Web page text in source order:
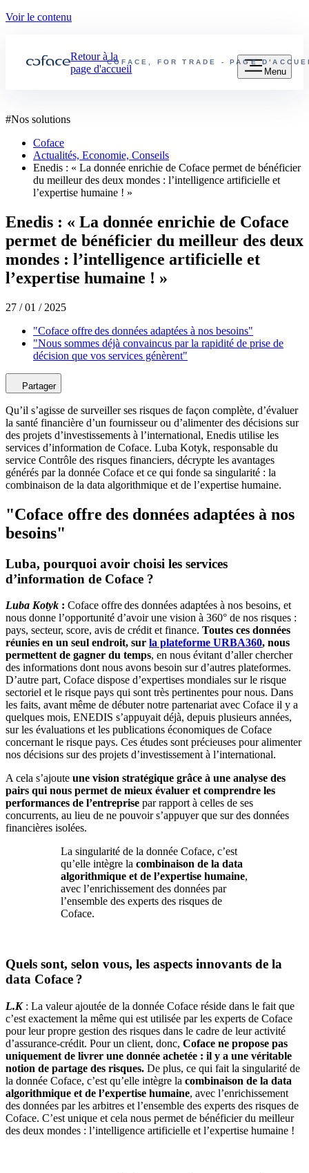
Voir le contenu
COFACE, FOR TRADE - PAGE
Retour à la
page d'accueil
Menu
#Nos solutions
Coface
Actualités, Economie, Conseils
Enedis : « La donnée enrichie de Coface permet de bénéficier
du meilleur des deux mondes : l’intelligence artificielle et
l’expertise humaine ! »
Enedis : « La donnée enrichie de Coface
permet de bénéficier du meilleur des deux
mondes : l’intelligence artificielle et
l’expertise humaine ! »
27 / 01 / 2025
"Coface offre des données adaptées à nos besoins"
"Nous sommes déjà convaincus par la rapidité de prise de
décision que vos services génèrent"
Partager
Qu’il s’agisse de surveiller ses risques de façon complète, d’évaluer
la santé financière d’un fournisseur ou d’alimenter des décisions sur
des projets d’investissements à l’international, Enedis utilise les
services d’information de Coface. Luba Kotyk, responsable du
service Contrôle des risques financiers, décrypte les avantages
générés par la donnée Coface et ce qui fonde sa singularité : la
combinaison de la data algorithmique et de l’expertise humaine.
"Coface offre des données adaptées à nos
besoins"
Luba, pourquoi avoir choisi les services
d’information de Coface ?
Luba Kotyk : Coface offre des données adaptées à nos besoins, et
nous donne l’opportunité d’avoir une vision à 360° de nos risques :
pays, secteur, score, avis de crédit et finance. Toutes ces données
réunies en un seul endroit, sur la plateforme URBA360, nous
permettent de gagner du temps, en nous évitant d’aller chercher
des informations dont nous avons besoin sur d’autres plateformes.
D’autre part, Coface dispose d’expertises mondiales sur le risque
sectoriel et le risque pays qui sont très pertinentes pour nous. Dans
les faits, avant même de débuter notre partenariat avec Coface il y a
quelques mois, ENEDIS s’appuyait déjà, depuis plusieurs années,
sur les évaluations et les publications économiques de Coface
concernant le risque pays. Ces études sont précieuses pour alimenter
nos décisions sur des projets d’investissement à l’international.
A cela s’ajoute une vision stratégique grâce à une analyse des
pairs qui nous permet de mieux évaluer et comprendre les
performances de l’entreprise par rapport à celles de ses
concurrents, au lieu de ne pouvoir s’appuyer que sur des données
financières isolées.
La singularité de la donnée Coface, c’est
qu’elle intègre la combinaison de la data
algorithmique et de l’expertise humaine,
avec l’enrichissement des données par
l’ensemble des experts des risques de
Coface.
Quels sont, selon vous, les aspects innovants de la
data Coface ?
L.K: La valeur ajoutée de la donnée Coface réside dans le fait que
c’est exactement la même qui est utilisée par les experts de Coface
pour leur propre gestion des risques dans le cadre de leur activité
d’assurance-crédit. Pour un client, donc, Coface ne propose pas
uniquement de livrer une donnée achetée : il y a une véritable
notion de partage des risques. De plus, ce qui fait la singularité de
la donnée Coface, c’est qu’elle intègre la combinaison de la data
algorithmique et de l’expertise humaine, avec l’enrichissement
des données par les arbitres et l’ensemble des experts des risques de
Coface. C’est unique et cela nous permet de bénéficier du meilleur
des deux mondes : l’intelligence artificielle et l’expertise humaine !